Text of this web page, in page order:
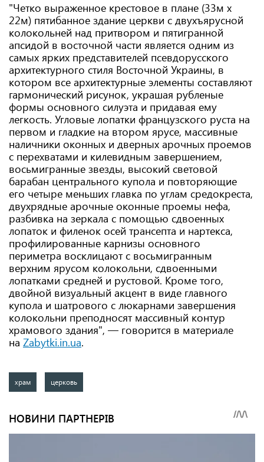
"Четко выраженное крестовое в плане (33м х
22м) пятибанное здание церкви с двухъярусной
колокольней над притвором и пятигранной
апсидой в восточной части является одним из
самых ярких представителей псевдорусского
архитектурного стиля Восточной Украины, в
котором все архитектурные элементы составляют
гармонический рисунок, украшая рубленые
формы основного силуэта и придавая ему
легкость. Угловые лопатки французского руста на
первом и гладкие на втором ярусе, массивные
наличники оконных и дверных арочных проемов
с перехватами и килевидным завершением,
восьмигранные звезды, высокий световой
барабан центрального купола и повторяющие
его четыре меньших главка по углам средокреста,
двухрядные арочные оконные проемы нефа,
разбивка на зеркала с помощью сдвоенных
лопаток и филенок осей трансепта и нартекса,
профилированные карнизы основного
периметра восклицают с восьмигранным
верхним ярусом колокольни, сдвоенными
лопатками средней и рустовой. Кроме того,
двойной визуальный акцент в виде главного
купола и шатрового с люкарнами завершения
колокольни преподносят массивный контур
храмового здания", — говорится в материале
на Zabytki.in.ua.
храм церковь